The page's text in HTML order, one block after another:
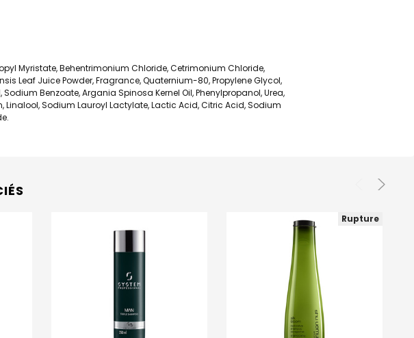
Myristate, Behentrimonium Chloride, Cetrimonium Chloride,
Leaf Juice Powder, Fragrance, Quaternium-80, Propylene Glycol,
Benzoate, Argania Spinosa Kernel Oil, Phenylpropanol, Urea,
Sodium Lauroyl Lactylate, Lactic Acid, Citric Acid, Sodium
Rupture